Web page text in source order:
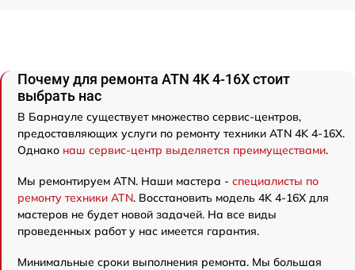
Почему для ремонта ATN 4K 4-16X стоит
выбрать нас
В Барнауле существует множество сервис-центров,
предоставляющих услуги по ремонту техники ATN 4K 4-16X.
Однако наш сервис-центр выделяется преимуществами.
Мы ремонтируем ATN. Наши мастера - специалисты по
ремонту техники ATN. Восстановить модель 4K 4-16X для
мастеров не будет новой задачей. На все виды
проведенных работ у нас имеется гарантия.
Минимальные сроки выполнения ремонта. Мы большая